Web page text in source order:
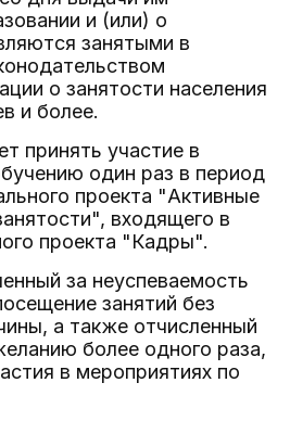
и (или) о
занятыми в
о занятости населения
и более.
принять участие в
один раз в период
проекта "Активные
входящего в
проекта "Кадры".
за неуспеваемость
занятий без
а также отчисленный
более одного раза,
в мероприятиях по